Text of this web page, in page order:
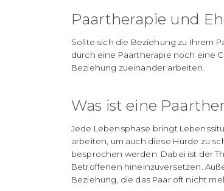
Paartherapie und
Sollte sich die Beziehung zu Ihrem
durch eine Paartherapie noch eine
Beziehung zueinander arbeiten.
Was ist eine
Jede Lebensphase bringt
arbeiten, um auch diese Hürde zu
besprochen werden. Dabei ist der
Betroffenen hineinzuversetzen.
Beziehung, die das Paar oft nicht